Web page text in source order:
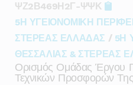
ΨΖ2Β469Η2Γ-ΨΨΚ
5Η ΥΓΕΙΟΝΟΜΙΚΗ
ΣΤΕΡΕΑΣ ΕΛΛΑΔΑΣ / 5Η
ΘΕΣΣΑΛΙΑΣ & ΣΤΕΡΕΑΣ
Ορισμός Ομάδας Έργου
Τεχνικών Προσφορών